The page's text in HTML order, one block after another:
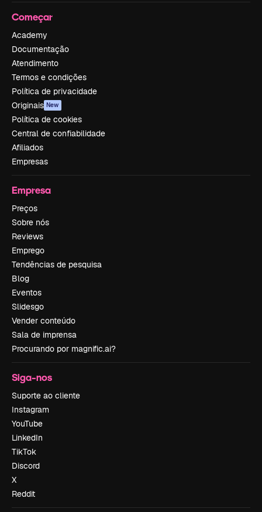
Começar
Academy
Documentação
Atendimento
Termos e condições
Política de privacidade
Originais New
Política de cookies
Central de confiabilidade
Afiliados
Empresas
Empresa
Preços
Sobre nós
Reviews
Emprego
Tendências de pesquisa
Blog
Eventos
Slidesgo
Vender conteúdo
Sala de imprensa
Procurando por magnific.ai?
Siga-nos
Suporte ao cliente
Instagram
YouTube
LinkedIn
TikTok
Discord
X
Reddit